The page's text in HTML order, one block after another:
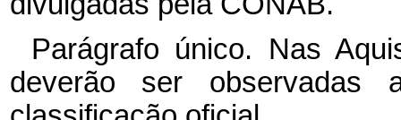
Parágrafo único. Nas
deverão ser observadas